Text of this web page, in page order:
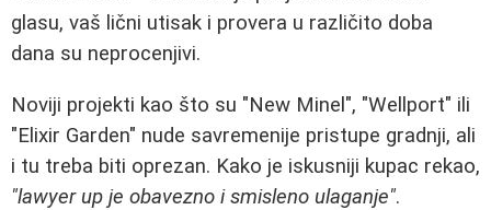
glasu, vaš lični utisak i provera u različito doba
dana su neprocenjivi.
Noviji projekti kao što su "New Minel", "Wellport" ili
"Elixir Garden" nude savremenije pristupe gradnji, ali
i tu treba biti oprezan. Kako je iskusniji kupac rekao,
"lawyer up je obavezno i smisleno ulaganje".